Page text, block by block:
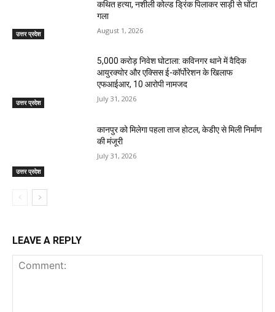
उत्तर प्रदेश
कथित हत्या, नशीली कोल्ड ड्रिंक पिलाकर साड़ी से घोंटा
गला
August 1, 2026
उत्तर प्रदेश
₹5,000 करोड़ निवेश घोटाला: कविनगर थाने में वैदिक
आयुरक्योर और एक्सिस ई-कॉर्पोरेशन के खिलाफ
एफआईआर, 10 आरोपी नामजद
July 31, 2026
उत्तर प्रदेश
कानपुर को मिलेगा पहला ताज होटल, केडीए से मिली निर्माण
की मंजूरी
July 31, 2026
LEAVE A REPLY